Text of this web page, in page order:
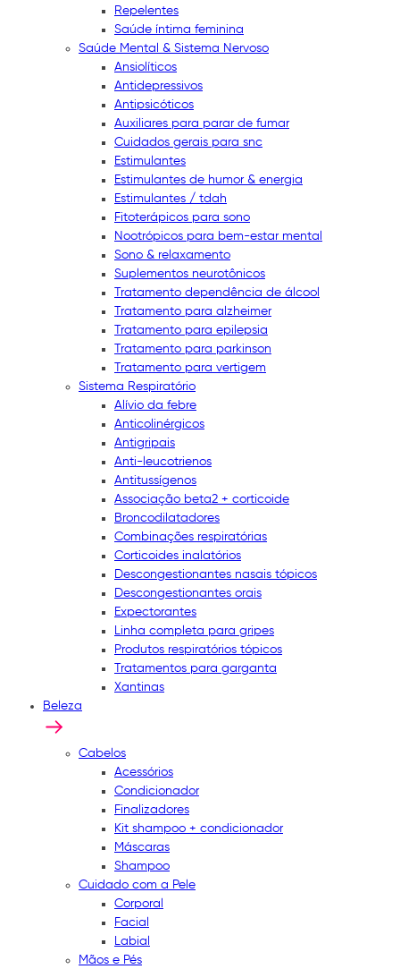
Repelentes
Saúde íntima feminina
Saúde Mental & Sistema Nervoso
Ansiolíticos
Antidepressivos
Antipsicóticos
Auxiliares para parar de fumar
Cuidados gerais para snc
Estimulantes
Estimulantes de humor & energia
Estimulantes / tdah
Fitoterápicos para sono
Nootrópicos para bem-estar mental
Sono & relaxamento
Suplementos neurotônicos
Tratamento dependência de álcool
Tratamento para alzheimer
Tratamento para epilepsia
Tratamento para parkinson
Tratamento para vertigem
Sistema Respiratório
Alívio da febre
Anticolinérgicos
Antigripais
Anti-leucotrienos
Antitussígenos
Associação beta2 + corticoide
Broncodilatadores
Combinações respiratórias
Corticoides inalatórios
Descongestionantes nasais tópicos
Descongestionantes orais
Expectorantes
Linha completa para gripes
Produtos respiratórios tópicos
Tratamentos para garganta
Xantinas
Beleza
Cabelos
Acessórios
Condicionador
Finalizadores
Kit shampoo + condicionador
Máscaras
Shampoo
Cuidado com a Pele
Corporal
Facial
Labial
Mãos e Pés